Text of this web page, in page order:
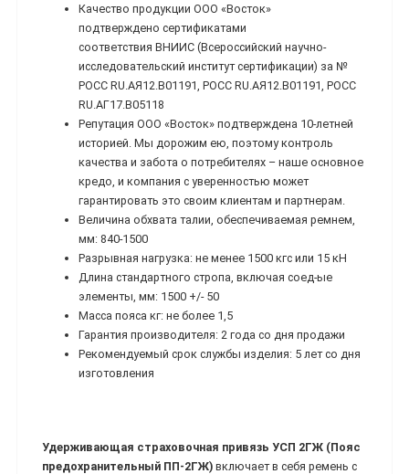
Качество продукции ООО «Восток»
подтверждено сертификатами
соответствия ВНИИС (Всероссийский научно-
исследовательский институт сертификации) за №
РОСС RU.АЯ12.В01191, РОСС RU.АЯ12.В01191, РОСС
RU.АГ17.В05118
Репутация ООО «Восток» подтверждена 10-летней
историей. Мы дорожим ею, поэтому контроль
качества и забота о потребителях – наше основное
кредо, и компания с уверенностью может
гарантировать это своим клиентам и партнерам.
Величина обхвата талии, обеспечиваемая ремнем,
мм: 840-1500
Разрывная нагрузка: не менее 1500 кгс или 15 кН
Длина стандартного стропа, включая соед-ые
элементы, мм: 1500 +/- 50
Масса пояса кг: не более 1,5
Гарантия производителя: 2 года со дня продажи
Рекомендуемый срок службы изделия: 5 лет со дня
изготовления
Удерживающая страховочная привязь УСП 2ГЖ (Пояс
предохранительный ПП-2ГЖ) включает в себя ремень с